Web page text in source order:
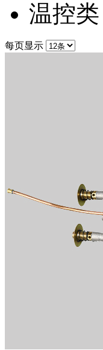
温控类
每页显示